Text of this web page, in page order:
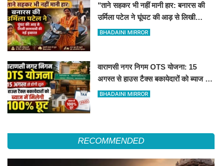
"ताने सहकर भी नहीं मानी हार: बनारस की
उर्मिला पटेल ने घूंघट की आड़ से लिखी
कामयाबी की नई इबारत"
BHADAINI MIRROR
वाराणसी नगर निगम OTS योजना: 15
अगस्त से हाउस टैक्स बकायेदारों को ब्याज में
मिलेगी 100% छूट
BHADAINI MIRROR
RECOMMENDED